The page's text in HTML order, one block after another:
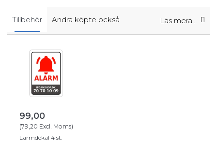
Läs mera…
Tillbehör Andra köpte också
99,00
(79,20 Excl. Moms)
Larmdekal 4 st.